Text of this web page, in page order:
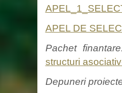
APEL DE
Pachet
structuri
Depuneri